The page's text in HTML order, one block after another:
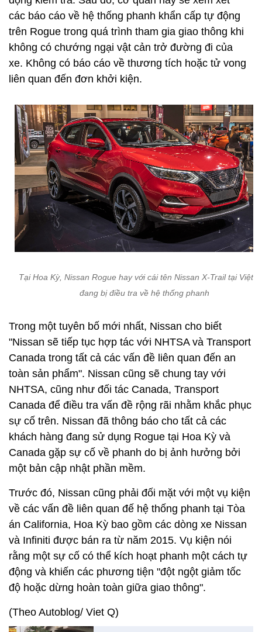
các báo cáo về hệ thống phanh khẩn cấp tự động
trên Rogue trong quá trình tham gia giao thông khi
không có chướng ngại vật cản trở đường đi của
xe. Không có báo cáo về thương tích hoặc tử vong
liên quan đến đơn khởi kiện.
Tại Hoa Kỳ, Nissan Rogue hay với cái tên Nissan X-Trail tại Việt
đang bị điều tra về hệ thống phanh
Trong một tuyên bố mới nhất, Nissan cho biết
"Nissan sẽ tiếp tục hợp tác với NHTSA và Transport
Canada trong tất cả các vấn đề liên quan đến an
toàn sản phẩm". Nissan cũng sẽ chung tay với
NHTSA, cũng như đối tác Canada, Transport
Canada để điều tra vấn đề rộng rãi nhằm khắc phục
sự cố trên. Nissan đã thông báo cho tất cả các
khách hàng đang sử dụng Rogue tại Hoa Kỳ và
Canada gặp sự cố về phanh do bị ảnh hưởng bởi
một bản cập nhật phần mềm.
Trước đó, Nissan cũng phải đối mặt với một vụ kiện
về các vấn đề liên quan đế hệ thống phanh tại Tòa
án California, Hoa Kỳ bao gồm các dòng xe Nissan
và Infiniti được bán ra từ năm 2015. Vụ kiện nói
rằng một sự cố có thể kích hoạt phanh một cách tự
động và khiến các phương tiện "đột ngột giảm tốc
độ hoặc dừng hoàn toàn giữa giao thông".
(Theo Autoblog/ Viet Q)